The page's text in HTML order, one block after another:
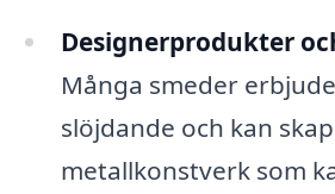
Designerprodukter
Många smeder
slöjdande och kan
metallkonstverk som